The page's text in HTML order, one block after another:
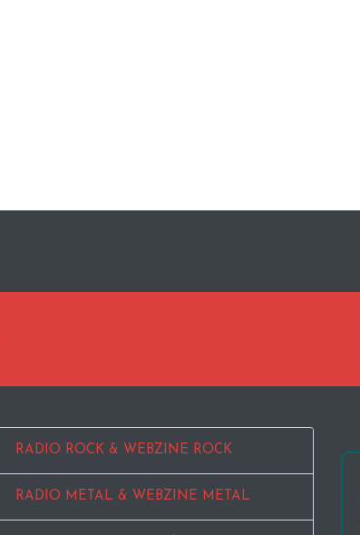
RADIO ROCK & WEBZINE ROCK
RADIO METAL & WEBZINE METAL